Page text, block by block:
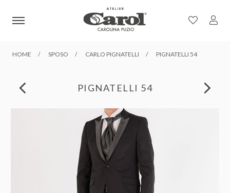
HOME SPOSO CARLO PIGNATELLI PIGNATELLI 54
PIGNATELLI 54